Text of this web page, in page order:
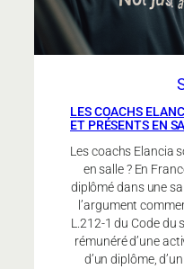
LES COACHS
ET PRÉSENTS EN
Les coachs Elancia
en salle ? En
diplômé dans une
l’argument
L.212-1 du Code du
rémunéré d’une
d’un diplôme,